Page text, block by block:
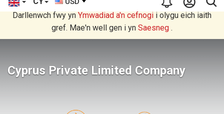
Rydych chi'n darllen yn Welsh cyfieithu gan raglen AI.
Darllenwch fwy yn Ymwadiad a'n cefnogi i olygu eich iaith
gref. Mae'n well gen i yn Saesneg .
Cyprus Private Limited Company